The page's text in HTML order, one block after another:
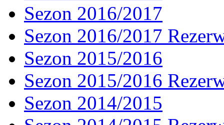
Sezon 2016/2017
Sezon 2016/2017
Sezon 2015/2016
Sezon 2015/2016
Sezon 2014/2015